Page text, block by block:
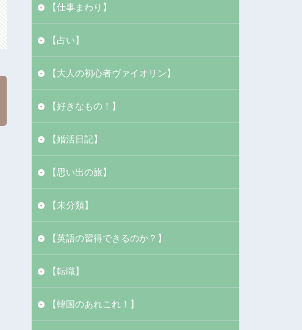
【仕事まわり】
【占い】
【大人の初心者ヴァイオリン】
【好きなもの！】
【婚活日記】
【思い出の旅】
【未分類】
【英語の習得できるのか？】
【転職】
【韓国のあれこれ！】